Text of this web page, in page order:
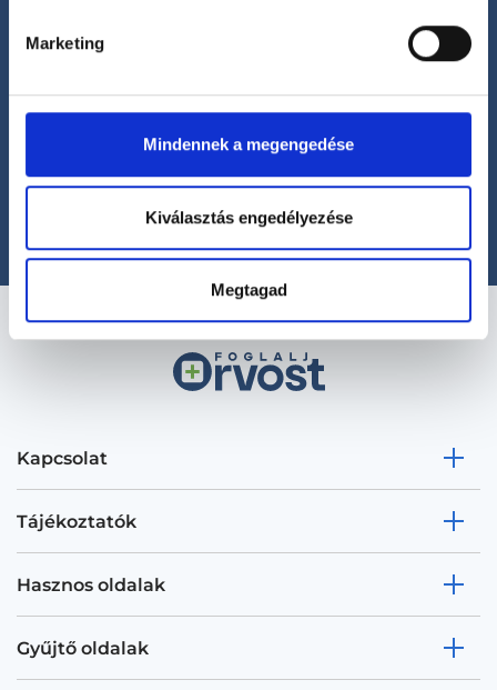
Marketing
Mindennek a megengedése
Kiválasztás engedélyezése
Megtagad
+36 1 700-1398
(H-P: 8:00-20:00)
Kapcsolat
Tájékoztatók
Hasznos oldalak
Gyűjtő oldalak